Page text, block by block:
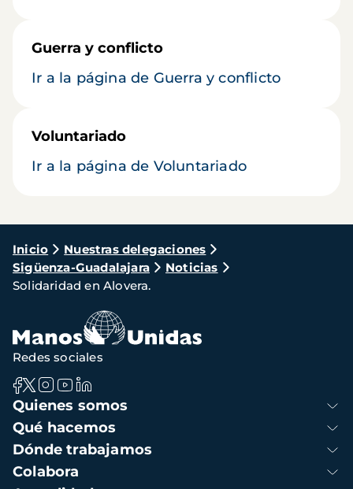
Guerra y conflicto
Ir a la página de Guerra y conflicto
Voluntariado
Ir a la página de Voluntariado
Ruta
de
navegación
Inicio
Nuestras delegaciones
Sigüenza-Guadalajara
Noticias
Solidaridad en Alovera.
Navegación
principal
Quienes somos
Qué hacemos
Dónde trabajamos
Colabora
Redes sociales